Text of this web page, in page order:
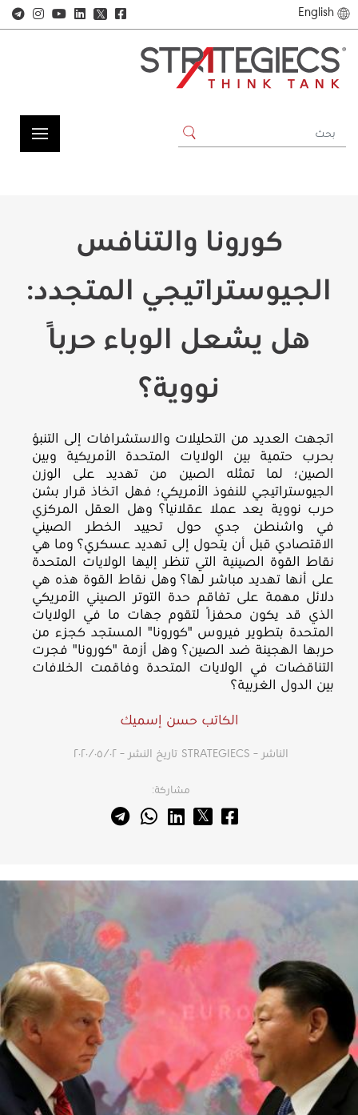
English
𝕏
كورونا والتنافس
الجيوستراتيجي المتجدد:
هل يشعل الوباء حربًا
نووية؟
اتجهت العديد من التحليلات والاستشرافات إلى التنبؤ
بحرب حتمية بين الولايات المتحدة الأمريكية وبين
الصين؛ لما تمثله الصين من تهديد على الوزن
الجيوستراتيجي للنفوذ الأمريكي؛ فهل اتخاذ قرار بشن
حرب نووية يعد عملا عقلانيا؟ وهل العقل المركزي
في واشنطن جدي حول تحييد الخطر الصيني
الاقتصادي قبل أن يتحول إلى تهديد عسكري؟ وما هي
نقاط القوة الصينية التي تنظر إليها الولايات المتحدة
على أنها تهديد مباشر لها؟ وهل نقاط القوة هذه هي
دلائل مهمة على تفاقم حدة التوتر الصيني الأمريكي
الذي قد يكون محفزًا لتقوم جهات ما في الولايات
المتحدة بتطوير فيروس "كورونا" المستجد كجزء من
حربها الهجينة ضد الصين؟ وهل أزمة "كورونا" فجرت
التناقضات في الولايات المتحدة وفاقمت الخلافات
بين الدول الغربية؟
الكاتب حسن إسميك
الناشر – STRATEGIECS تاريخ النشر – ٠٢‏/٠٥‏/٢٠٢٠
مشاركة: